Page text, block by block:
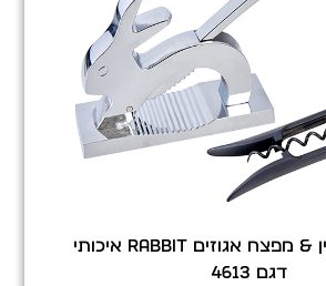
סט פותחן ליין & מפצח אגוזים RABBIT איכותי
דגם 4613